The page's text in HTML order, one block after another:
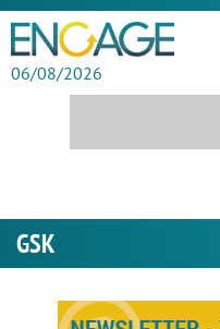
06/08/2026
GSK